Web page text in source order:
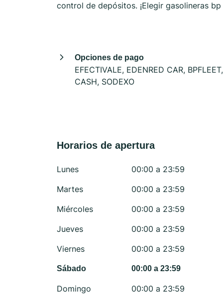
control de depósitos. ¡Elegir gasolineras
Opciones de pago
EFECTIVALE, EDENRED CAR, BPFLEET,
CASH, SODEXO
Horarios de apertura
Lunes
00:00 a 23:59
Martes
00:00 a 23:59
Miércoles
00:00 a 23:59
Jueves
00:00 a 23:59
Viernes
00:00 a 23:59
Sábado 00:00 a 23:59
Domingo 00:00 a 23:59